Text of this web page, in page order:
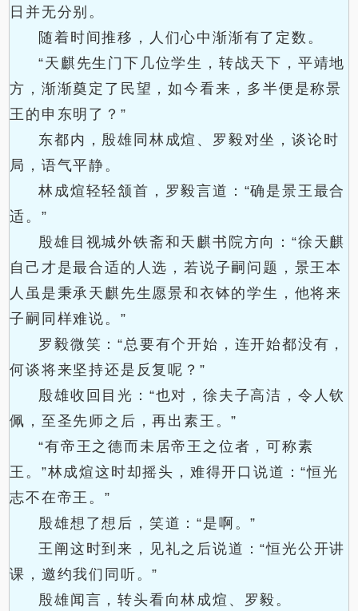
日并无分别。
随着时间推移，人们心中渐渐有了定数。
“天麒先生门下几位学生，转战天下，平靖地
方，渐渐奠定了民望，如今看来，多半便是称景
王的申东明了？”
东都内，殷雄同林成煊、罗毅对坐，谈论时
局，语气平静。
林成煊轻轻颔首，罗毅言道：“确是景王最合
适。”
殷雄目视城外铁斋和天麒书院方向：“徐天麒
自己才是最合适的人选，若说子嗣问题，景王本
人虽是秉承天麒先生愿景和衣钵的学生，他将来
子嗣同样难说。”
罗毅微笑：“总要有个开始，连开始都没有，
何谈将来坚持还是反复呢？”
殷雄收回目光：“也对，徐夫子高洁，令人钦
佩，至圣先师之后，再出素王。”
“有帝王之德而未居帝王之位者，可称素
王。”林成煊这时却摇头，难得开口说道：“恒光
志不在帝王。”
殷雄想了想后，笑道：“是啊。”
王阐这时到来，见礼之后说道：“恒光公开讲
课，邀约我们同听。”
殷雄闻言，转头看向林成煊、罗毅。